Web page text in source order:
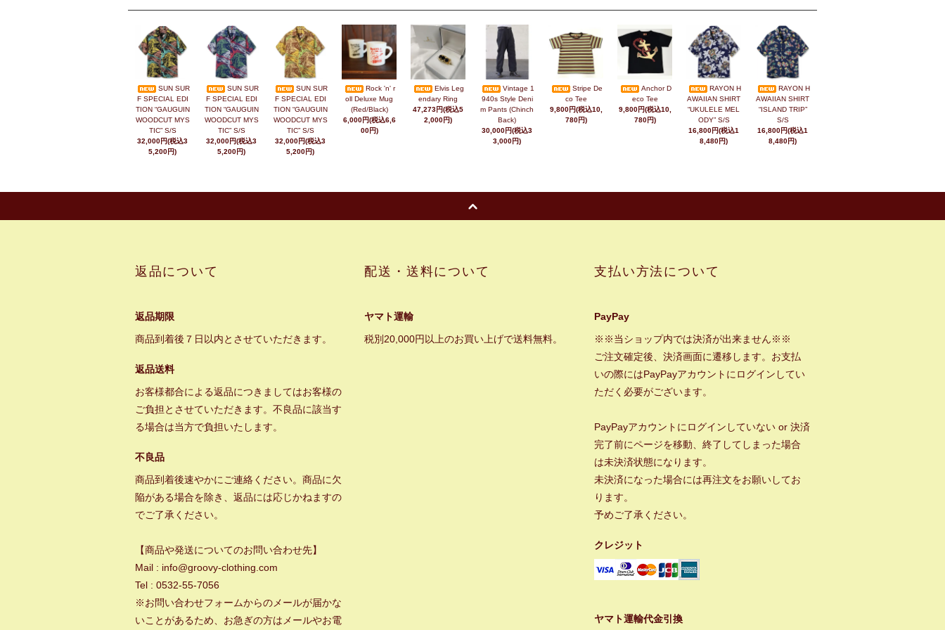
SUN SUR
F SPECIAL EDI
TION “GAUGUIN
WOODCUT MYS
TIC” S/S
32,000円(税込3
5,200円)
SUN SUR
F SPECIAL EDI
TION “GAUGUIN
WOODCUT MYS
TIC” S/S
32,000円(税込3
5,200円)
SUN SUR
F SPECIAL EDI
TION “GAUGUIN
WOODCUT MYS
TIC” S/S
32,000円(税込3
5,200円)
Rock 'n' r
oll Deluxe Mug
(Red/Black)
6,000円(税込6,6
00円)
Elvis Leg
endary Ring
47,273円(税込5
2,000円)
Vintage 1
940s Style Deni
m Pants (Chinch
Back)
30,000円(税込3
3,000円)
Stripe De
co Tee
9,800円(税込10,
780円)
Anchor D
eco Tee
9,800円(税込10,
780円)
RAYON H
AWAIIAN SHIRT
“UKULELE MEL
ODY” S/S
16,800円(税込1
8,480円)
RAYON H
AWAIIAN SHIRT
“ISLAND TRIP”
S/S
16,800円(税込1
8,480円)
返品について
返品期限
商品到着後７日以内とさせていただきます。
返品送料
お客様都合による返品につきましてはお客様の
ご負担とさせていただきます。不良品に該当す
る場合は当方で負担いたします。
不良品
商品到着後速やかにご連絡ください。商品に欠
陥がある場合を除き、返品には応じかねますの
でご了承ください。
【商品や発送についてのお問い合わせ先】
Mail : info@groovy-clothing.com
Tel : 0532-55-7056
※お問い合わせフォームからのメールが届かな
いことがあるため、お急ぎの方はメールやお電
配送・送料について
ヤマト運輸
税別20,000円以上のお買い上げで送料無料。
支払い方法について
PayPay
※※当ショップ内では決済が出来ません※※
ご注文確定後、決済画面に遷移します。お支払
いの際にはPayPayアカウントにログインしてい
ただく必要がございます。
PayPayアカウントにログインしていない or 決済
完了前にページを移動、終了してしまった場合
は未決済状態になります。
未決済になった場合には再注文をお願いしてお
ります。
予めご了承ください。
クレジット
ヤマト運輸代金引換